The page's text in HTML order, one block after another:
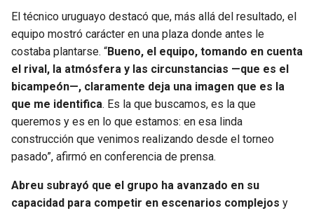
El técnico uruguayo destacó que, más allá del resultado, el
equipo mostró carácter en una plaza donde antes le
costaba plantarse. “Bueno, el equipo, tomando en cuenta
el rival, la atmósfera y las circunstancias —que es el
bicampeón—, claramente deja una imagen que es la
que me identifica. Es la que buscamos, es la que
queremos y es en lo que estamos: en esa linda
construcción que venimos realizando desde el torneo
pasado”, afirmó en conferencia de prensa.
Abreu subrayó que el grupo ha avanzado en su
capacidad para competir en escenarios complejos y